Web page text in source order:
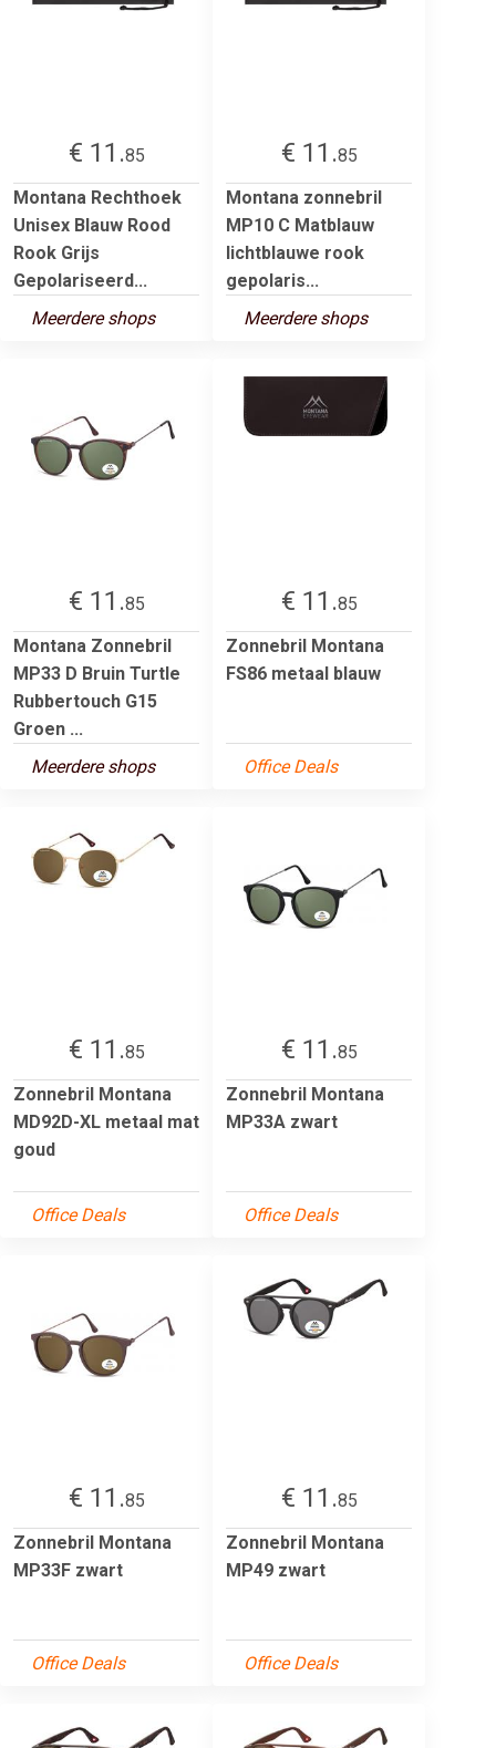
€ 11.85
Montana Rechthoek
Unisex Blauw Rood
Rook Grijs
Gepolariseerd...
Meerdere shops
€ 11.85
Montana zonnebril
MP10 C Matblauw
lichtblauwe rook
gepolaris...
Meerdere shops
€ 11.85
Montana Zonnebril
MP33 D Bruin Turtle
Rubbertouch G15
Groen ...
Meerdere shops
€ 11.85
Zonnebril Montana
FS86 metaal blauw
Office Deals
€ 11.85
Zonnebril Montana
MD92D-XL metaal mat
goud
Office Deals
€ 11.85
Zonnebril Montana
MP33A zwart
Office Deals
€ 11.85
Zonnebril Montana
MP33F zwart
Office Deals
€ 11.85
Zonnebril Montana
MP49 zwart
Office Deals